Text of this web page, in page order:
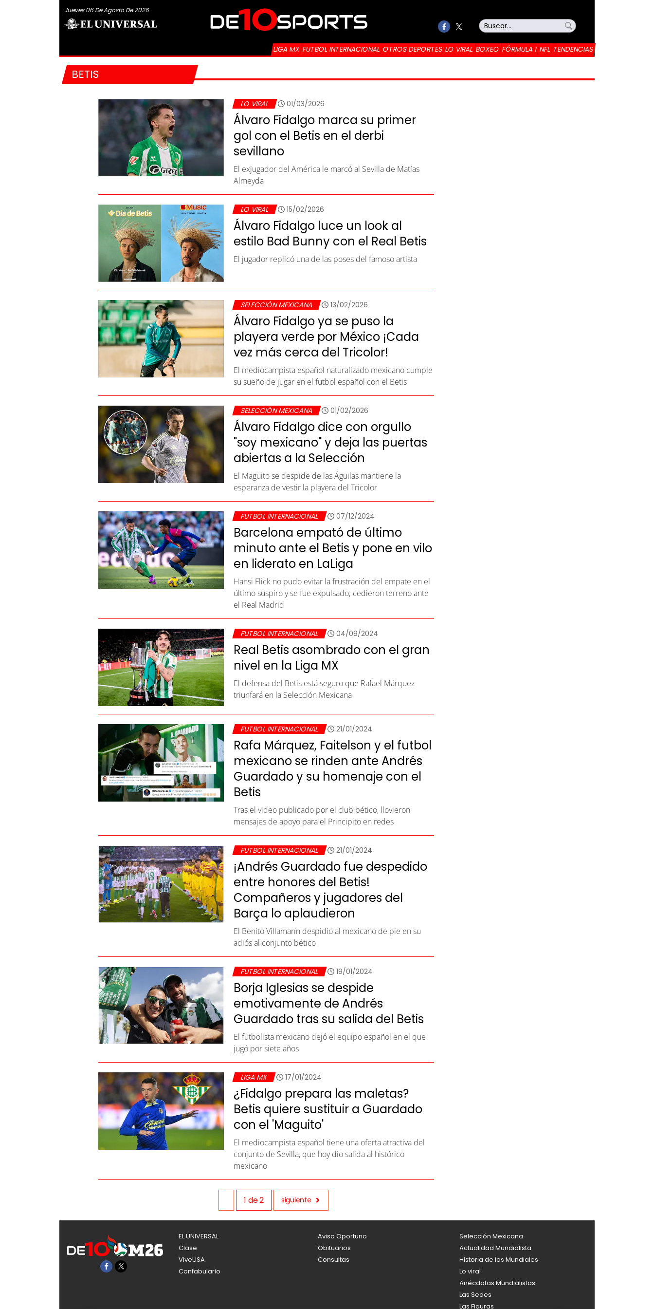
Jueves 06 De Agosto De 2026
LIGA MX FUTBOL INTERNACIONAL OTROS DEPORTES LO VIRAL BOXEO FÓRMULA 1 NFL TENDENCIAS
BETIS
LO VIRAL 01/03/2026
Álvaro Fidalgo marca su primer
gol con el Betis en el derbi
sevillano
El exjugador del América le marcó al Sevilla de Matías
Almeyda
LO VIRAL 15/02/2026
Álvaro Fidalgo luce un look al
estilo Bad Bunny con el Real Betis
El jugador replicó una de las poses del famoso artista
SELECCIÓN MEXICANA 13/02/2026
Álvaro Fidalgo ya se puso la
playera verde por México ¡Cada
vez más cerca del Tricolor!
El mediocampista español naturalizado mexicano cumple
su sueño de jugar en el futbol español con el Betis
SELECCIÓN MEXICANA 01/02/2026
Álvaro Fidalgo dice con orgullo
"soy mexicano" y deja las puertas
abiertas a la Selección
El Maguito se despide de las Águilas mantiene la
esperanza de vestir la playera del Tricolor
FUTBOL INTERNACIONAL 07/12/2024
Barcelona empató de último
minuto ante el Betis y pone en vilo
en liderato en LaLiga
Hansi Flick no pudo evitar la frustración del empate en el
último suspiro y se fue expulsado; cedieron terreno ante
el Real Madrid
FUTBOL INTERNACIONAL 04/09/2024
Real Betis asombrado con el gran
nivel en la Liga MX
El defensa del Betis está seguro que Rafael Márquez
triunfará en la Selección Mexicana
FUTBOL INTERNACIONAL 21/01/2024
Rafa Márquez, Faitelson y el futbol
mexicano se rinden ante Andrés
Guardado y su homenaje con el
Betis
Tras el video publicado por el club bético, llovieron
mensajes de apoyo para el Principito en redes
FUTBOL INTERNACIONAL 21/01/2024
¡Andrés Guardado fue despedido
entre honores del Betis!
Compañeros y jugadores del
Barça lo aplaudieron
El Benito Villamarín despidió al mexicano de pie en su
adiós al conjunto bético
FUTBOL INTERNACIONAL 19/01/2024
Borja Iglesias se despide
emotivamente de Andrés
Guardado tras su salida del Betis
El futbolista mexicano dejó el equipo español en el que
jugó por siete años
LIGA MX 17/01/2024
¿Fidalgo prepara las maletas?
Betis quiere sustituir a Guardado
con el 'Maguito'
El mediocampista español tiene una oferta atractiva del
conjunto de Sevilla, que hoy dio salida al histórico
mexicano
1 de2 siguiente
EL UNIVERSAL
Clase
ViveUSA
Confabulario
Aviso Oportuno
Obituarios
Consultas
Selección Mexicana
Actualidad Mundialista
Historia de los Mundiales
Lo viral
Anécdotas Mundialistas
Las Sedes
Las Figuras